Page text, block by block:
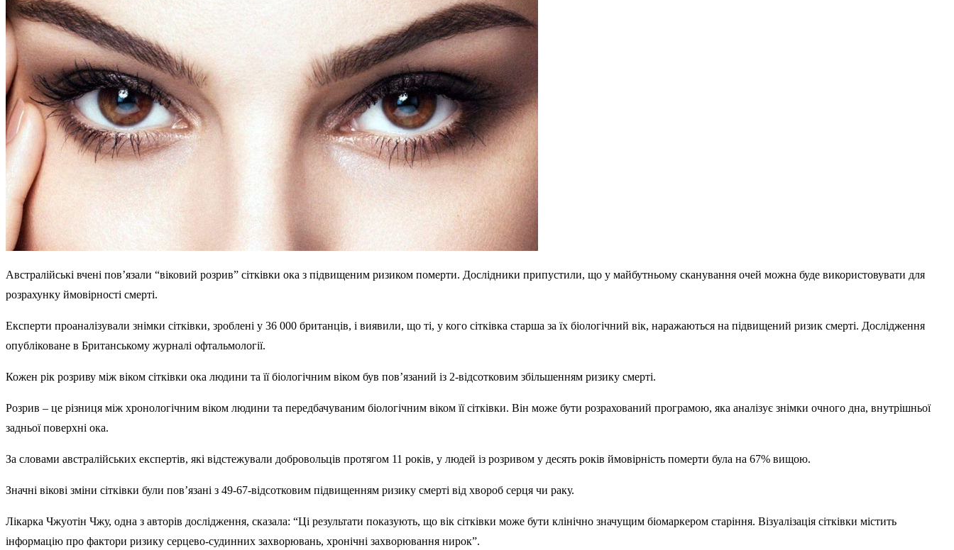
Австралійські вчені пов’язали “віковий розрив” сітківки ока з підвищеним ризиком померти. Дослідники припустили, що у майбутньому сканування очей можна буде використовувати для
розрахунку ймовірності смерті.
Експерти проаналізували знімки сітківки, зроблені у 36 000 британців, і виявили, що ті, у кого сітківка старша за їх біологічний вік, наражаються на підвищений ризик смерті. Дослідження
опубліковане в Британському журналі офтальмології.
Кожен рік розриву між віком сітківки ока людини та її біологічним віком був пов’язаний із 2-відсотковим збільшенням ризику смерті.
Розрив – це різниця між хронологічним віком людини та передбачуваним біологічним віком її сітківки. Він може бути розрахований програмою, яка аналізує знімки очного дна, внутрішньої
задньої поверхні ока.
За словами австралійських експертів, які відстежували добровольців протягом 11 років, у людей із розривом у десять років ймовірність померти була на 67% вищою.
Значні вікові зміни сітківки були пов’язані з 49-67-відсотковим підвищенням ризику смерті від хвороб серця чи раку.
Лікарка Чжуотін Чжу, одна з авторів дослідження, сказала: “Ці результати показують, що вік сітківки може бути клінічно значущим біомаркером старіння. Візуалізація сітківки містить
інформацію про фактори ризику серцево-судинних захворювань, хронічні захворювання нирок”.